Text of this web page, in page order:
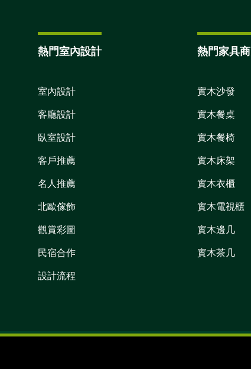
熱門室內設計
室內設計
客廳設計
臥室設計
客戶推薦
名人推薦
北歐傢飾
觀賞彩圖
民宿合作
設計流程
熱門家具
實木沙發
實木餐桌
實木餐椅
實木床架
實木衣櫃
實木電視櫃
實木邊几
實木茶几